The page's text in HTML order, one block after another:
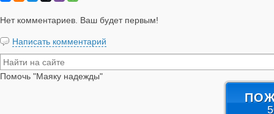
Нет комментариев. Ваш будет первым!
Написать комментарий
Помочь "Маяку надежды"